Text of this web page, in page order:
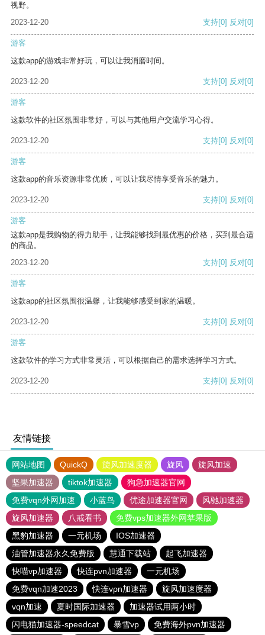
视野。
2023-12-20
支持[0] 反对[0]
游客
这款app的游戏非常好玩，可以让我消磨时间。
2023-12-20 支持[0] 反对[0]
游客
这款软件的社区氛围非常好，可以与其他用户交流学习心得。
2023-12-20 支持[0] 反对[0]
游客
这款app的音乐资源非常优质，可以让我尽情享受音乐的魅力。
2023-12-20 支持[0] 反对[0]
游客
这款app是我购物的得力助手，让我能够找到最优惠的价格，买到最合适
的商品。
2023-12-20
支持[0] 反对[0]
游客
这款app的社区氛围很温馨，让我能够感受到家的温暖。
2023-12-20 支持[0] 反对[0]
游客
这款软件的学习方式非常灵活，可以根据自己的需求选择学习方式。
2023-12-20 支持[0] 反对[0]
友情链接
网站地图 QuickQ 旋风加速度器 旋风
旋风加速
坚果加速器
tiktok加速器
狗急加速器官网
免费vqn外网加速
小蓝鸟 优途加速器官网
风驰加速器
旋风加速器
八戒看书
免费vps加速器外网苹果版
黑豹加速器
一元机场
IOS加速器
油管加速器永久免费版
慧通下载站
起飞加速器
快喵vp加速器
快连pvn加速器
一元机场
免费vqn加速2023
快连vρn加速器
旋风加速度器
vqn加速
夏时国际加速器
加速器试用两小时
闪电猫加速器-speedcat
暴雪vp 免费海外pvn加速器